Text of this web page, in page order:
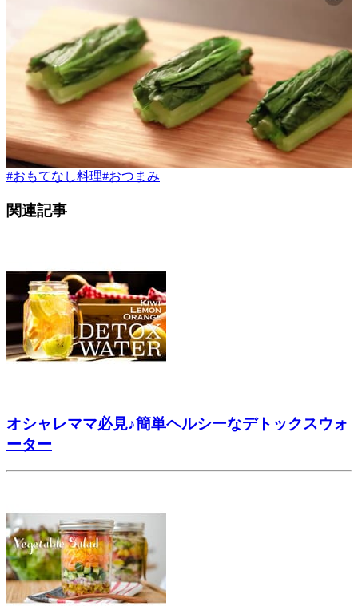
#おもてなし料理#おつまみ
関連記事
オシャレママ必見♪簡単ヘルシーなデトックスウォ
ーター